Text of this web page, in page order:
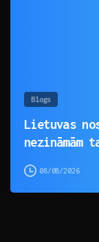
Blogs
Lietuvas
nezināmām
08/08/2026